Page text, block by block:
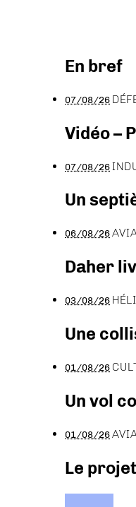
En bref
07/08/26
Vidéo –
07/08/26
Un
06/08/26
Daher
03/08/26
Une
01/08/26
Un vol
01/08/26
Le